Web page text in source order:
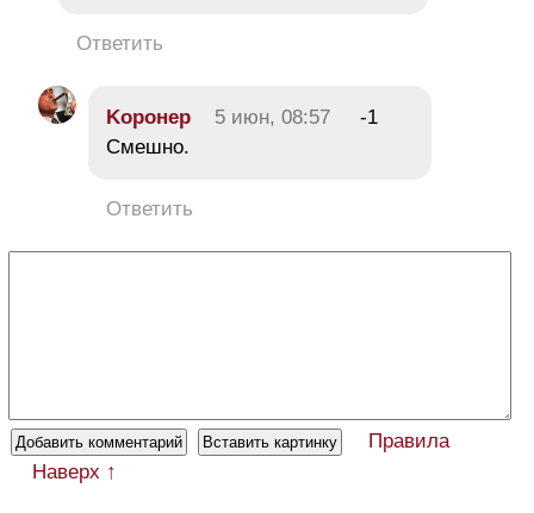
Ответить
Koронер 5 июн, 08:57
-1
Смешно.
Ответить
Правила
Наверх ↑